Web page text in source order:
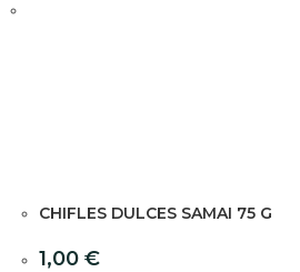
CHIFLES DULCES SAMAI 75 G
1,00 €